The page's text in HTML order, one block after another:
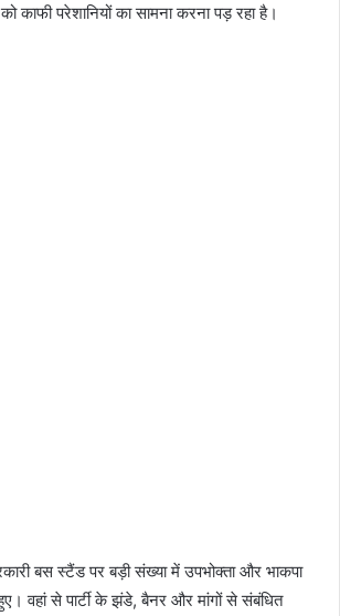
काफी परेशानियों का सामना करना पड़ रहा है।
बस स्टैंड पर बड़ी संख्या में उपभोक्ता और भाकपा
हुए। वहां से पार्टी के झंडे, बैनर और मांगों से संबंधित